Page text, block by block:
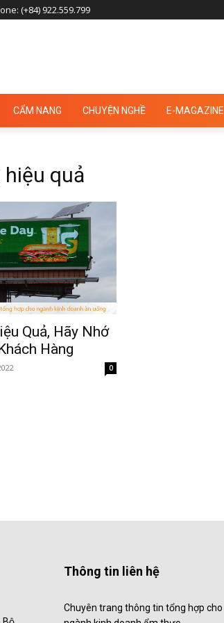
(+84) 922.559.799
CẨM NANG CHUYỆN NGHỀ E-MAGAZINE
quả
Quả, Hãy Nhớ
Hàng
0
Thông tin liên hệ
Chuyên trang thông tin tổng hợp cho